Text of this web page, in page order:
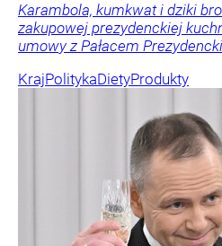
Karambola, kumkwat i dziki
zakupowej prezydenckiej
umowy z Pałacem
KrajPolitykaDietyProdukty